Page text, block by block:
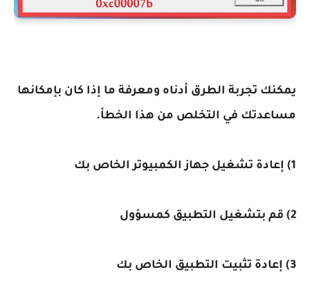
يمكنك تجربة الطرق أدناه ومعرفة ما إذا كان بإمكانها
مساعدتك في التخلص من هذا الخطأ.
1) إعادة تشغيل جهاز الكمبيوتر الخاص بك
2) قم بتشغيل التطبيق كمسؤول
3) إعادة تثبيت التطبيق الخاص بك